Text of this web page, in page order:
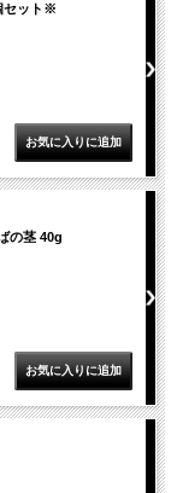
セット※
の茎 40g